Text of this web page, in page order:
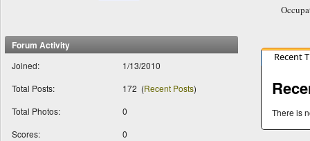
Forum Activity
Joined:
1/13/2010
Total Posts:
172 (Recent Posts)
Total Photos:
0
Scores:
0
Recent
There is